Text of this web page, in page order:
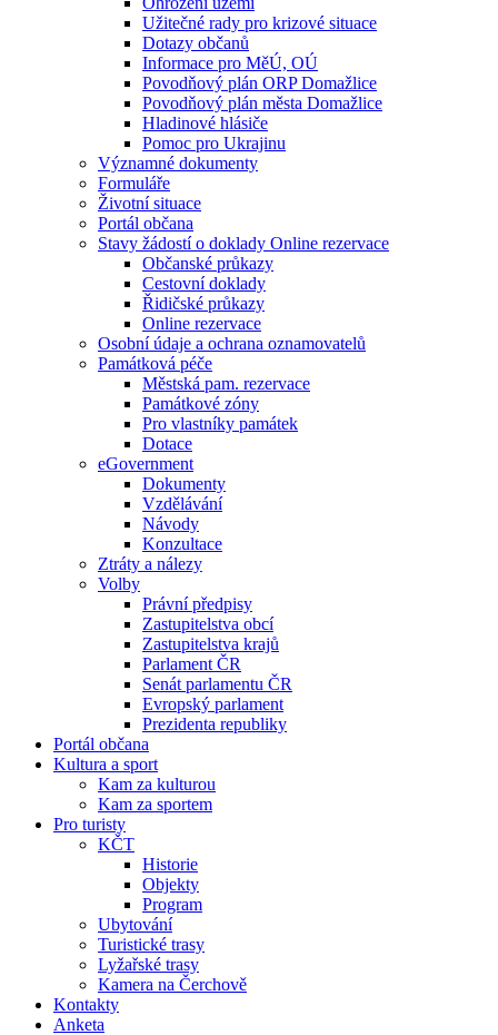
Užitečné rady pro krizové situace
Dotazy občanů
Informace pro MěÚ, OÚ
Povodňový plán ORP Domažlice
Povodňový plán města Domažlice
Hladinové hlásiče
Pomoc pro Ukrajinu
Významné dokumenty
Formuláře
Životní situace
Portál občana
Stavy žádostí o doklady Online rezervace
Občanské průkazy
Cestovní doklady
Řidičské průkazy
Online rezervace
Osobní údaje a ochrana oznamovatelů
Památková péče
Městská pam. rezervace
Památkové zóny
Pro vlastníky památek
Dotace
eGovernment
Dokumenty
Vzdělávání
Návody
Konzultace
Ztráty a nálezy
Volby
Právní předpisy
Zastupitelstva obcí
Zastupitelstva krajů
Parlament ČR
Senát parlamentu ČR
Evropský parlament
Prezidenta republiky
Portál občana
Kultura a sport
Kam za kulturou
Kam za sportem
Pro turisty
KČT
Historie
Objekty
Program
Ubytování
Turistické trasy
Lyžařské trasy
Kamera na Čerchově
Kontakty
Anketa